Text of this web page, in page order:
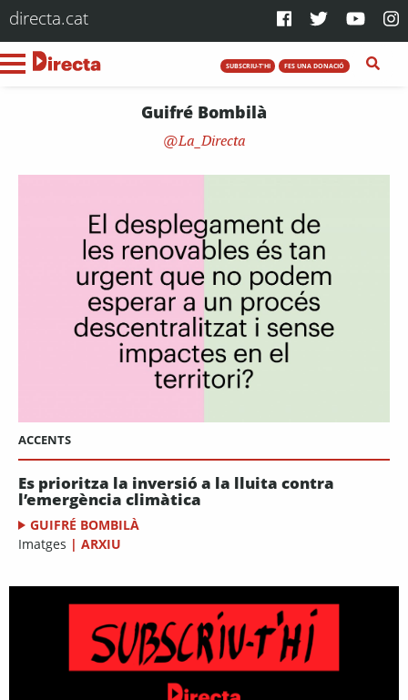
directa.cat
SUBSCRIU-T'HI FES UNA DONACIÓ
Guifré Bombilà
La_Directa
ACCENTS
Es prioritza la inversió a la lluita contra
l’emergència climàtica
GUIFRÉ BOMBILÀ
Imatges | ARXIU